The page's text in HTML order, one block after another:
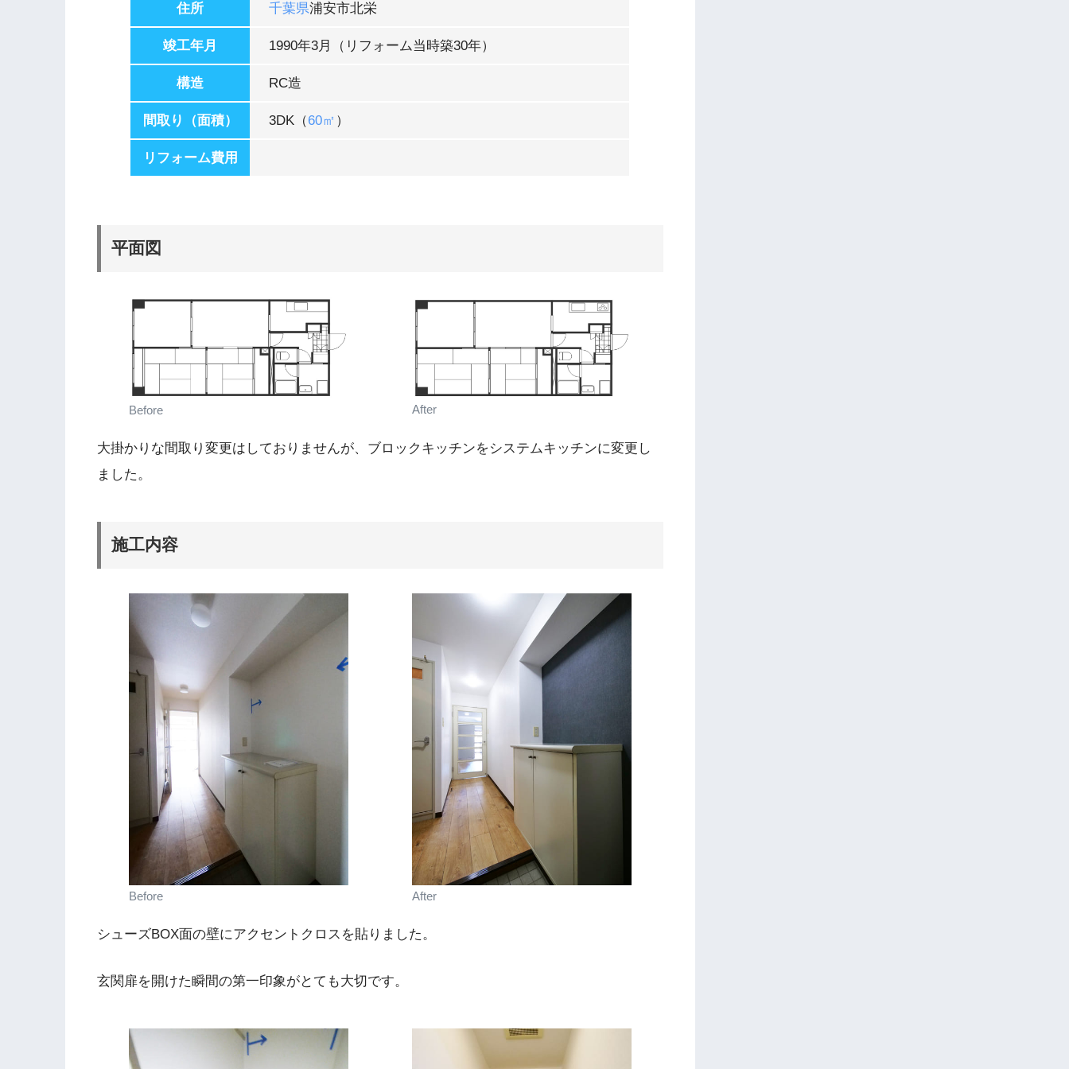
住所 千葉県浦安市北栄
竣工年月 1990年3月（リフォーム当時築30年）
構造 RC造
間取り（面積） 3DK（60㎡ ）
リフォーム費用
平面図
Before After
大掛かりな間取り変更はしておりませんが、ブロックキッチンをシステムキッチンに変更し
ました。
施工内容
Before After
シューズBOX面の壁にアクセントクロスを貼りました。
玄関扉を開けた瞬間の第一印象がとても大切です。